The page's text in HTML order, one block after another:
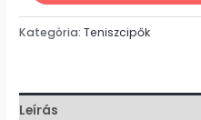
Kategória:Teniszcipők
Leírás